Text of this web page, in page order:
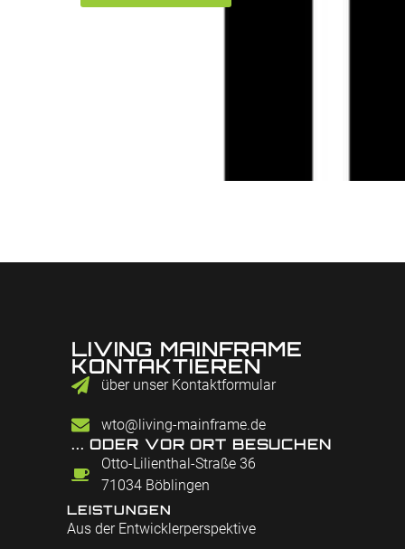
LIVING MAINFRAME
KONTAKTIEREN
über unser Kontaktformular
wto@living-mainframe.de
... ODER VOR ORT BESUCHEN
Otto-Lilienthal-Straße 36
71034 Böblingen
LEISTUNGEN
Aus der Entwicklerperspektive